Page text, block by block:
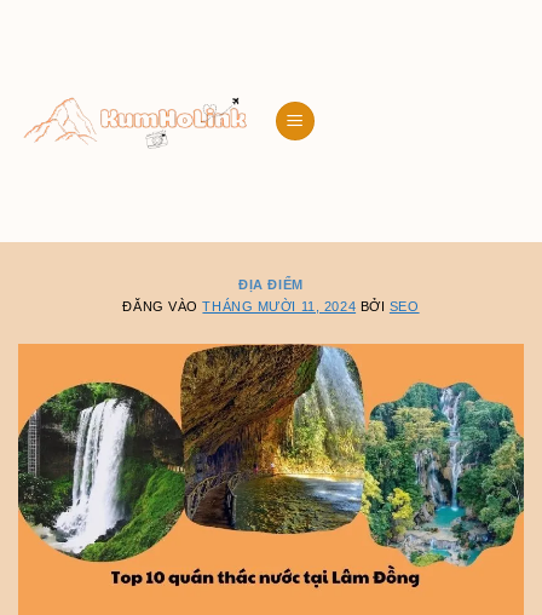
ĐỊA ĐIỂM
ĐĂNG VÀOTHÁNG MƯỜI 11, 2024 BỞI SEO